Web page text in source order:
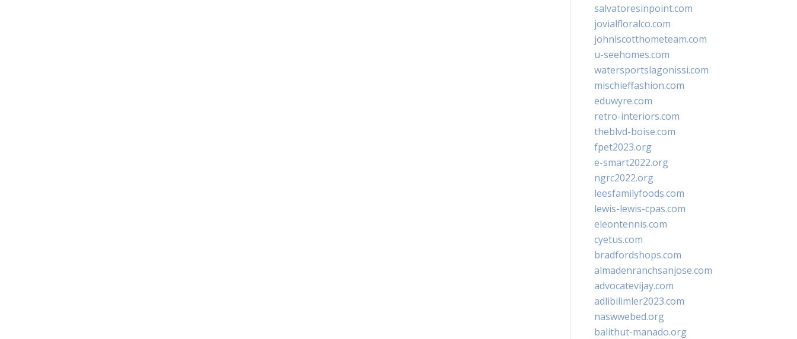
salvatoresinpoint.com
jovialfloralco.com
johnlscotthometeam.com
u-seehomes.com
watersportslagonissi.com
mischieffashion.com
eduwyre.com
retro-interiors.com
theblvd-boise.com
fpet2023.org
e-smart2022.org
ngrc2022.org
leesfamilyfoods.com
lewis-lewis-cpas.com
eleontennis.com
cyetus.com
bradfordshops.com
almadenranchsanjose.com
advocatevijay.com
adlibilimler2023.com
naswwebed.org
balithut-manado.org